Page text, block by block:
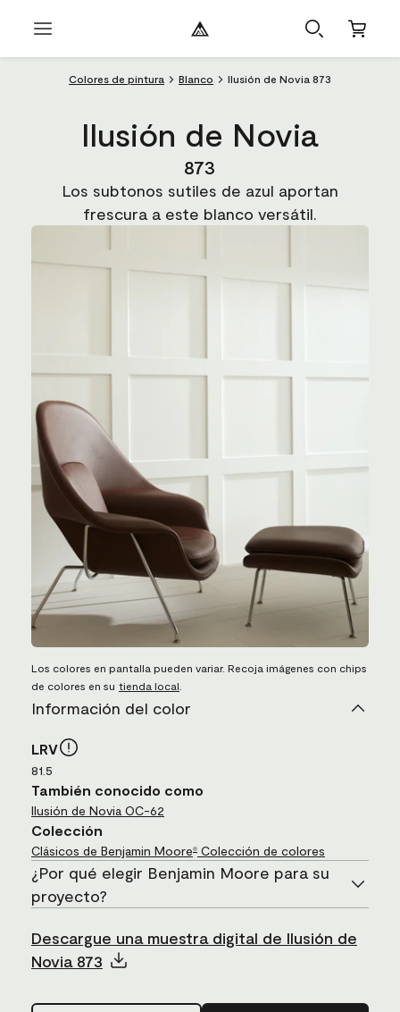
Colores de pintura Blanco Ilusión de Novia 873
Ilusión de Novia
873
Los subtonos sutiles de azul aportan
frescura a este blanco versátil.
Los colores en pantalla pueden variar. Recoja imágenes con chips
de colores en su tienda local
Información del color
LRV
81.5
También conocido como
Ilusión de Novia OC-62
Colección
Clásicos de Benjamin Moore® Colección de colores
¿Por qué elegir Benjamin Moore para su
proyecto?
Descargue una muestra digital de Ilusión de
Novia 873